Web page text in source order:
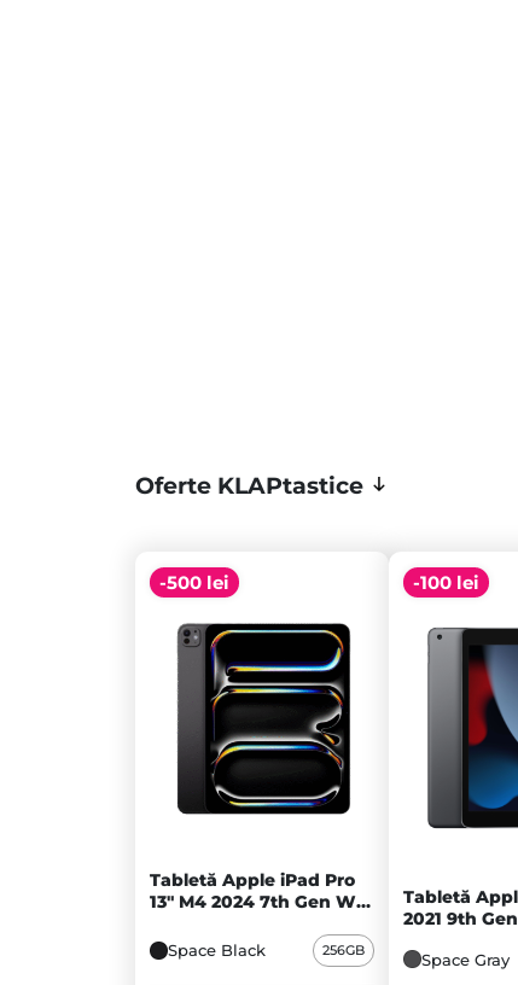
Oferte KLAPtastice
-500 lei
Tabletă Apple iPad Pro
13" M4 2024 7th Gen Wi-
Space Black - A
Space Black 256GB
-100 lei
Tabletă
2021 9th
64GB,
Space Gray